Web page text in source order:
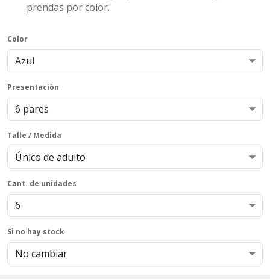
prendas por color.
Color
Presentación
Talle / Medida
Cant. de unidades
Si no hay stock